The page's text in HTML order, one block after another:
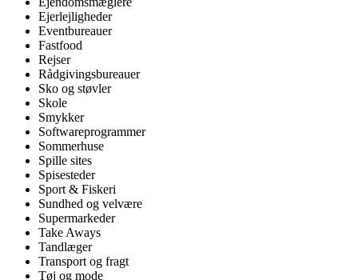
Ejerlejligheder
Eventbureauer
Fastfood
Rejser
Rådgivingsbureauer
Sko og støvler
Skole
Smykker
Softwareprogrammer
Sommerhuse
Spille sites
Spisesteder
Sport & Fiskeri
Sundhed og velvære
Supermarkeder
Take Aways
Tandlæger
Transport og fragt
Tøj og mode